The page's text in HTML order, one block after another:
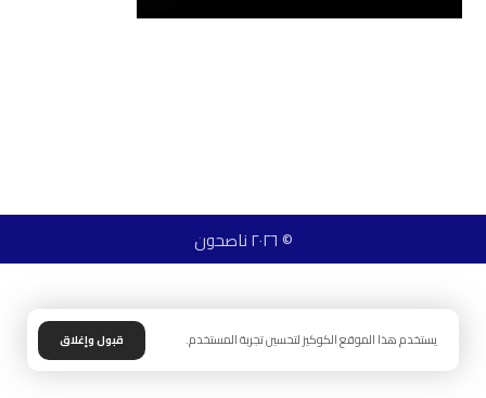
© ٢٠٢٦ ناصحون
يستخدم هذا الموقع الكوكيز لتحسين تجربة المستخدم. قبول وإغلاق